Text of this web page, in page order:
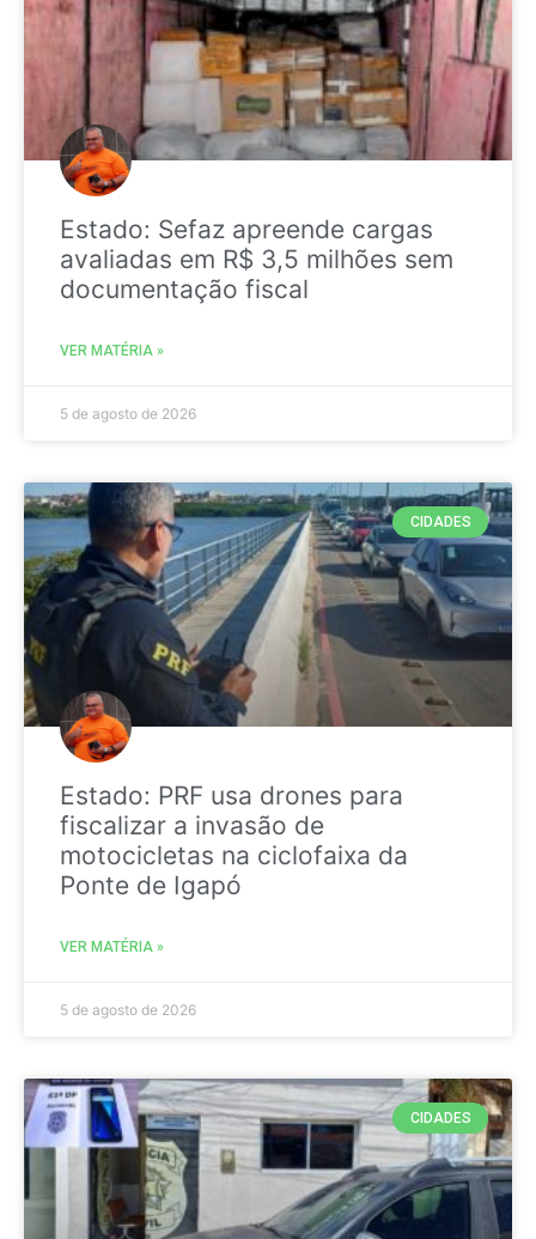
Estado: Sefaz apreende cargas
avaliadas em R$ 3,5 milhões sem
documentação fiscal
VER MATÉRIA »
5 de agosto de 2026
CIDADES
Estado: PRF usa drones para
fiscalizar a invasão de
motocicletas na ciclofaixa da
Ponte de Igapó
VER MATÉRIA »
5 de agosto de 2026
CIDADES